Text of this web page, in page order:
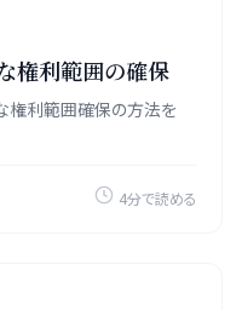
権利範囲の確保
権利範囲確保の方法を
4分で読める